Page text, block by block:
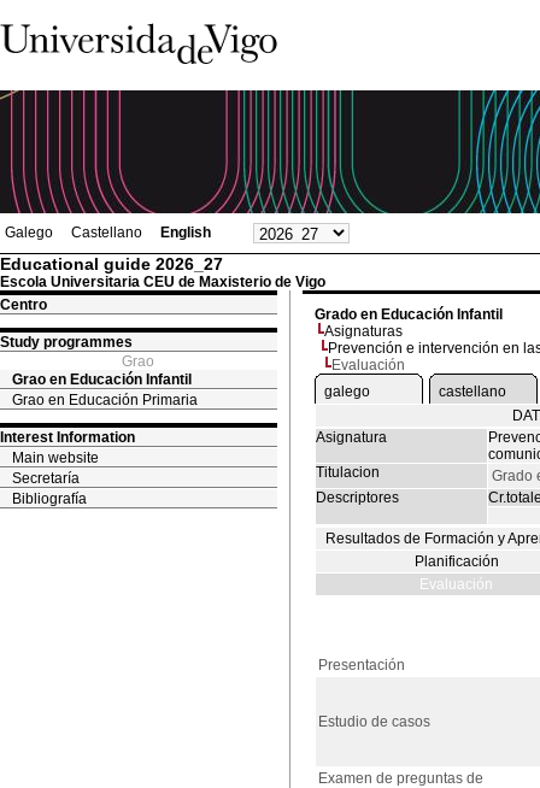
Galego Castellano English
Educational guide 2026_27
Escola Universitaria CEU de Maxisterio de Vigo
Centro
Study programmes
Grao
Grao en Educación Infantil
Grao en Educación Primaria
Interest Information
Main website
Secretaría
Bibliografía
Grado en Educación Infantil
Asignaturas
Prevención e intervención en
Evaluación
galego
castellano
Asignatura
Titulacion
Grado
Descriptores
Resultados de Formación y
Planificación
Evaluación
Presentación
Estudio de casos
Examen de preguntas de